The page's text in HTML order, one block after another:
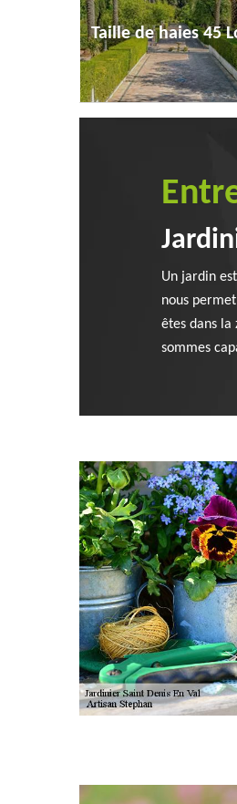
Taille de haies 45
Un jardin
nous
êtes dans la
sommes